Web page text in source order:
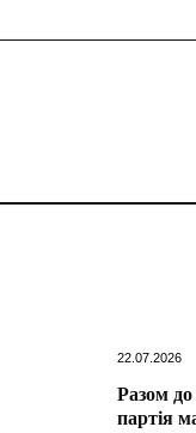
22.07.2026
Разом
партія